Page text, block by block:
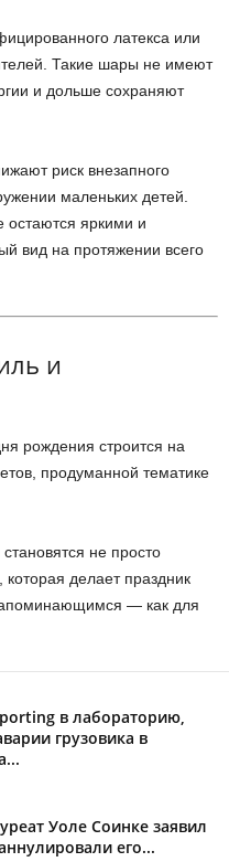
латекса или
Такие шары не имеют
и дольше сохраняют
риск внезапного
маленьких детей.
яркими и
вид на протяжении всего
и
рождения строится на
продуманной тематике
не просто
делает праздник
— как для
в лабораторию,
грузовика в
Уоле Соинке заявил
его...